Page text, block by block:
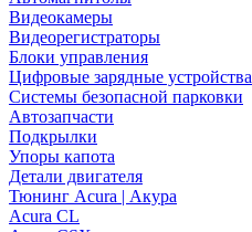
Видеокамеры
Видеорегистраторы
Блоки управления
Цифровые зарядные устройства
Системы безопасной парковки
Автозапчасти
Подкрылки
Упоры капота
Детали двигателя
Тюнинг Acura | Акура
Acura CL